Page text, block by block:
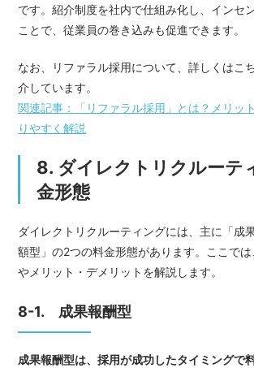
です。紹介制度を社内で仕組み化し、インセ
ことで、従業員の巻き込みも促進できます。
なお、リファラル採用について、詳しくはこ
介しています。
関連記事：「リファラル採用」とは？メリッ
りやすく解説
8. ダイレクトリクルーテ
金形態
ダイレクトリクルーティングには、主に「成
額型」の2つの料金形態があります。ここで
やメリット・デメリットを解説します。
8-1. 成果報酬型
成果報酬型は、採用が成功したタイミングで